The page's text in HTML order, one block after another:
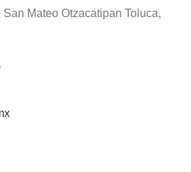
Mateo Otzacatipan Toluca,